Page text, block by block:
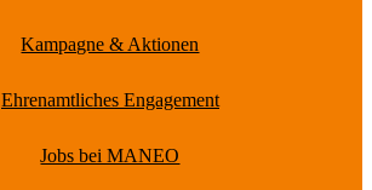
Kampagne & Aktionen
Ehrenamtliches Engagement
Jobs bei MANEO